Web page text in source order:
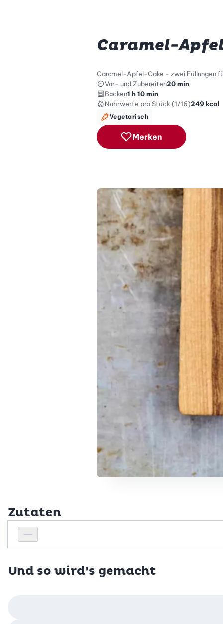
Caramel-
Caramel-Apfel-Cake - zwei Füllungen
Vor- und Zubereiten20 min
Backen1 h 10 min
Nährwerte pro Stück (1/16)249 kcal
Vegetarisch
Merken
Zutaten
Personenanzahl verringern
Personenanzahl
Und so wird’s gemacht